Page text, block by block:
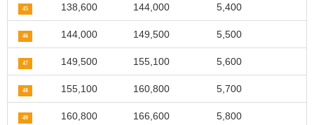
45 138,600 144,000 5,400
46 144,000 149,500 5,500
47 149,500 155,100 5,600
48 155,100 160,800 5,700
49 160,800 166,600 5,800